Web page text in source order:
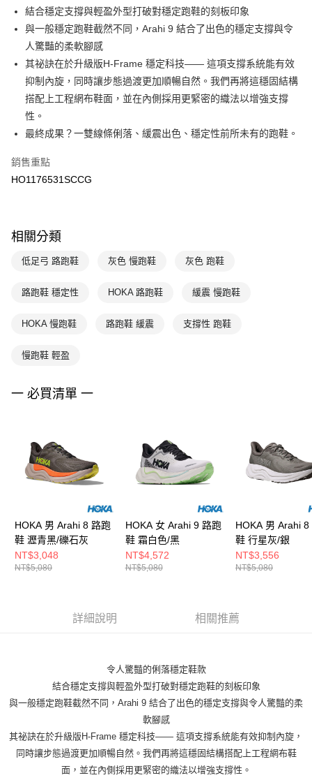
每筆NT$100，滿NT$1,500(含以上)免運費
宅配-本島
每筆NT$100，滿NT$1,500(含以上)免運費
結合穩定支撐與輕盈外型打破對穩定跑鞋的刻板印象
與一般穩定跑鞋截然不同，Arahi 9 結合了出色的穩定支撐與令
人驚豔的柔軟腳感
其祕訣在於升級版H-Frame 穩定科技—— 這項支撐系統能有效
抑制內旋，同時讓步態過渡更加順暢自然。我們再將這穩固結構
搭配上工程網布鞋面，並在內側採用更緊密的織法以增強支撐
性。
最終成果？一雙線條俐落、緩震出色、穩定性前所未有的跑鞋。
銷售重點
HO1176531SCCG
相關分類
低足弓 路跑鞋 灰色 慢跑鞋 灰色 跑鞋
路跑鞋 穩定性 HOKA 路跑鞋 緩震 慢跑鞋
HOKA 慢跑鞋 路跑鞋 緩震 支撐性 跑鞋
慢跑鞋 輕盈
一 必買清單 一
HOKA 男 Arahi 8 路跑
鞋 瀝青黑/礫石灰
NT$3,048
NT$5,080
HOKA 女 Arahi 9 路跑
鞋 霜白色/黑
NT$4,572
NT$5,080
HOKA 男 Arahi 8
鞋 行星灰/銀
NT$3,556
NT$5,080
詳細說明 相關推薦
令人驚豔的俐落穩定鞋款
結合穩定支撐與輕盈外型打破對穩定跑鞋的刻板印象
與一般穩定跑鞋截然不同，Arahi 9 結合了出色的穩定支撐與令人驚豔的柔
軟腳感
其祕訣在於升級版H-Frame 穩定科技—— 這項支撐系統能有效抑制內旋，
同時讓步態過渡更加順暢自然。我們再將這穩固結構搭配上工程網布鞋
面，並在內側採用更緊密的織法以增強支撐性。